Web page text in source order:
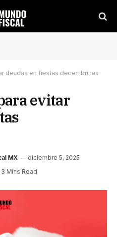
deudas en fiestas decembrinas
evitar
MX diciembre 5, 2025
3 Mins Read